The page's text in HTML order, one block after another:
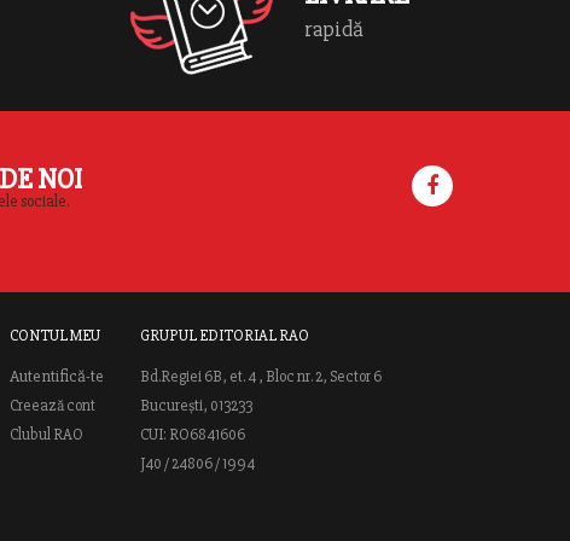
rapidă
NOI
sociale.
CONTUL MEU
Autentifică-te
Creează cont
Clubul RAO
GRUPUL EDITORIAL RAO
Bd.Regiei 6B, et. 4 , Bloc nr. 2, Sector 6
București, 013233
CUI: RO6841606
J40 / 24806 / 1994